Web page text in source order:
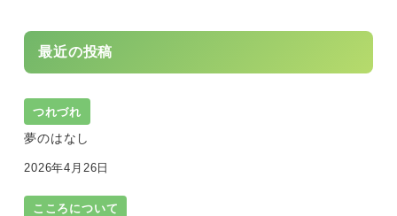
最近の投稿
つれづれ
夢のはなし
2026年4月26日
こころについて